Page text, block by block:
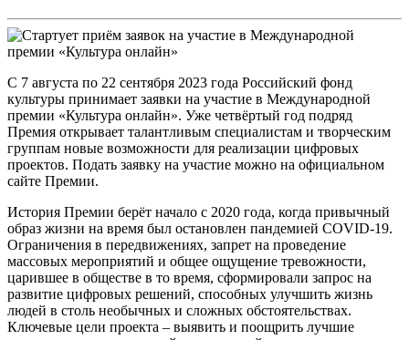
С 7 августа по 22 сентября 2023 года Российский фонд
культуры принимает заявки на участие в Международной
премии «Культура онлайн». Уже четвёртый год подряд
Премия открывает талантливым специалистам и творческим
группам новые возможности для реализации цифровых
проектов. Подать заявку на участие можно на официальном
сайте Премии.
История Премии берёт начало с 2020 года, когда привычный
образ жизни на время был остановлен пандемией COVID-19.
Ограничения в передвижениях, запрет на проведение
массовых мероприятий и общее ощущение тревожности,
царившее в обществе в то время, сформировали запрос на
развитие цифровых решений, способных улучшить жизнь
людей в столь необычных и сложных обстоятельствах.
Ключевые цели проекта – выявить и поощрить лучшие